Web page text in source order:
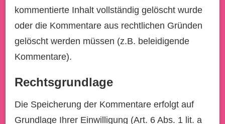
kommentierte Inhalt vollständig gelöscht wurde
oder die Kommentare aus rechtlichen Gründen
gelöscht werden müssen (z.B. beleidigende
Kommentare).
Rechtsgrundlage
Die Speicherung der Kommentare erfolgt auf
Grundlage Ihrer Einwilligung (Art. 6 Abs. 1 lit. a